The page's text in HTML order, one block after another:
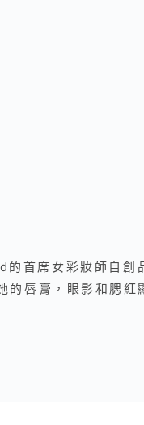
席女彩妝師自創
唇膏，眼影和腮